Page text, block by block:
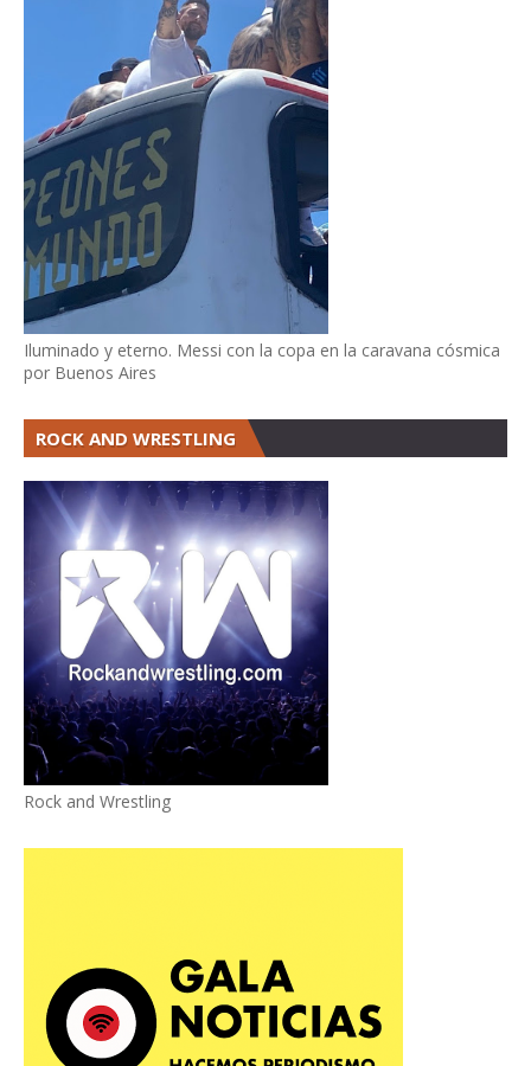
Iluminado y eterno. Messi con la copa en la caravana cósmica
por Buenos Aires
ROCK AND WRESTLING
Rock and Wrestling